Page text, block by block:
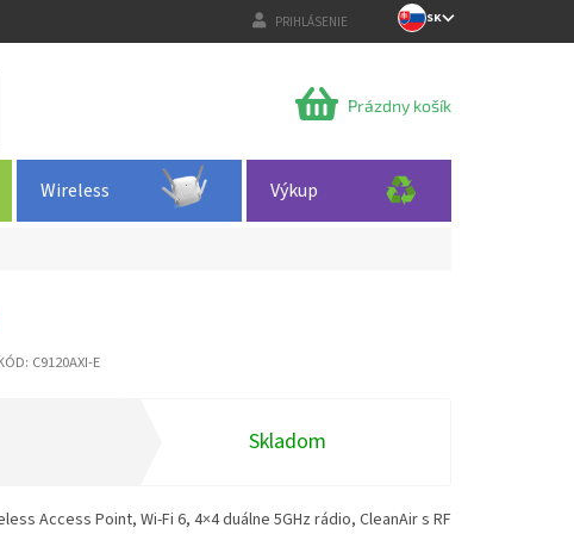
PRIHLÁSENIE SK
NÁKUPNÝ
Prázdny košík
Wireless Výkup
C9120AXI-E
Skladom
Access Point, Wi-Fi 6, 4×4 duálne 5GHz rádio, CleanAir s RF